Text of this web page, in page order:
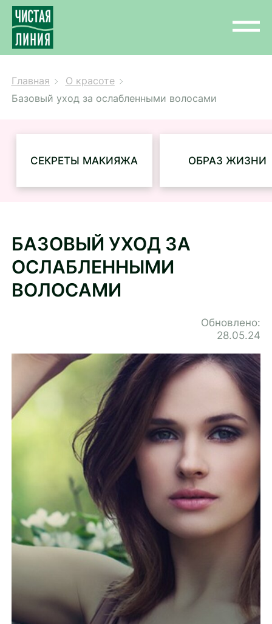
Главная
О красоте
Базовый уход за ослабленными волосами
СЕКРЕТЫ МАКИЯЖА ОБРАЗ ЖИЗНИ
БАЗОВЫЙ УХОД ЗА
ОСЛАБЛЕННЫМИ
ВОЛОСАМИ
Обновлено:
28.05.24